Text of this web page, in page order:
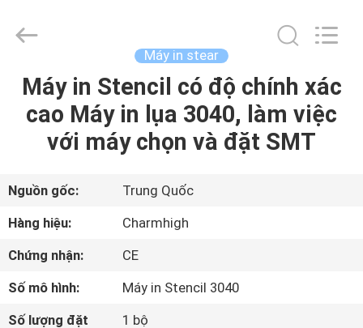
TRANG
CHỦ
SẢN
PHẨM
2026
Máy in stear
Máy in Stencil có độ chính xác
cao Máy in lụa 3040, làm việc
với máy chọn và đặt SMT
Nguồn gốc:
Trung Quốc
Hàng hiệu:
Charmhigh
Chứng nhận:
CE
Số mô hình:
Máy in Stencil 3040
Số lượng đặt
1 bộ